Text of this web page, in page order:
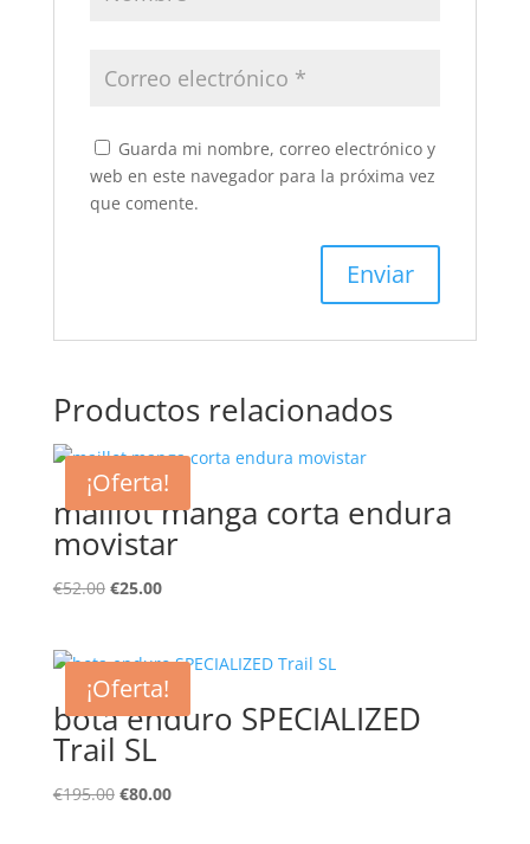
Guarda mi nombre, correo electrónico y
web en este navegador para la próxima vez
que comente.
Productos relacionados
¡Oferta!
maillot manga corta endura
movistar
€52.00 El
era:
€52.00.
€25.00El
es:
€25.00.
¡Oferta!
bota enduro SPECIALIZED
Trail SL
€195.00 El
€80.00El